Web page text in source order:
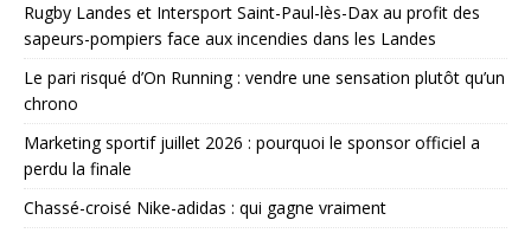
Rugby Landes et Intersport Saint-Paul-lès-Dax au profit des
sapeurs-pompiers face aux incendies dans les Landes
Le pari risqué d’On Running : vendre une sensation plutôt qu’un
chrono
Marketing sportif juillet 2026 : pourquoi le sponsor officiel a
perdu la finale
Chassé-croisé Nike-adidas : qui gagne vraiment